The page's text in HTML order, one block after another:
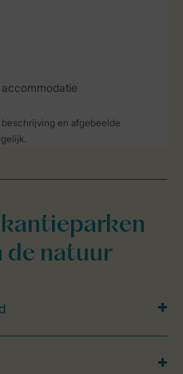
en afgebeelde
de natuur